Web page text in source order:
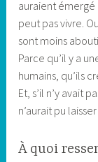
auraient émergé
peut pas vivre.
sont moins
Parce qu’il y a
humains, qu’ils
Et, s’il n’y avait
n’aurait pu
À quoi